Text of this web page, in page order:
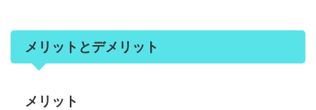
メリットとデメリット
メリット